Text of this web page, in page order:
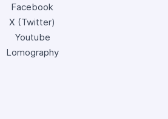
Facebook
X (Twitter)
Youtube
Lomography